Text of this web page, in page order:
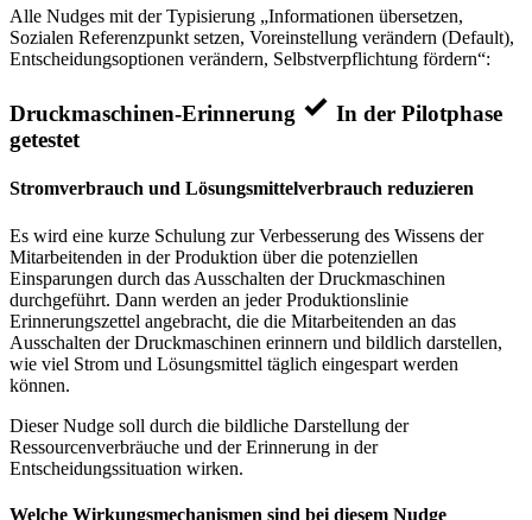
Alle Nudges mit der Typisierung „Informationen übersetzen,
Sozialen Referenzpunkt setzen, Voreinstellung verändern (Default),
Entscheidungsoptionen verändern, Selbstverpflichtung fördern“:
Druckmaschinen-Erinnerung
In der Pilotphase
getestet
Stromverbrauch und Lösungsmittelverbrauch reduzieren
Es wird eine kurze Schulung zur Verbesserung des Wissens der
Mitarbeitenden in der Produktion über die potenziellen
Einsparungen durch das Ausschalten der Druckmaschinen
durchgeführt. Dann werden an jeder Produktionslinie
Erinnerungszettel angebracht, die die Mitarbeitenden an das
Ausschalten der Druckmaschinen erinnern und bildlich darstellen,
wie viel Strom und Lösungsmittel täglich eingespart werden
können.
Dieser Nudge soll durch die bildliche Darstellung der
Ressourcenverbräuche und der Erinnerung in der
Entscheidungssituation wirken.
Welche Wirkungsmechanismen sind bei diesem Nudge